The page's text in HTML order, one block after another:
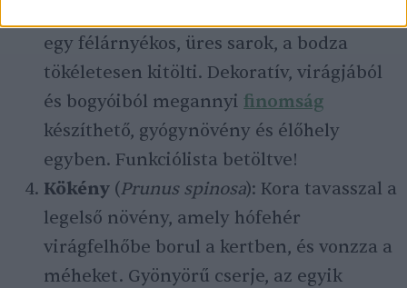
egy félárnyékos, üres sarok, a bodza
tökéletesen kitölti. Dekoratív, virágjából
és bogyóiból megannyi finomság
készíthető, gyógynövény és élőhely
egyben. Funkciólista betöltve!
Kökény (Prunus spinosa): Kora tavasszal a
legelső növény, amely hófehér
virágfelhőbe borul a kertben, és vonzza a
méheket. Gyönyörű cserje, az egyik